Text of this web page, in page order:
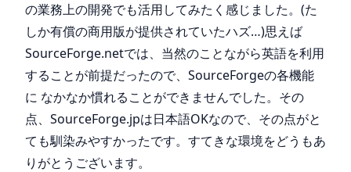
の業務上の開発でも活用してみたく感じました。(た
しか有償の商用版が提供されていたハズ…)思えば
SourceForge.netでは、当然のことながら英語を利用
することが前提だったので、SourceForgeの各機能
に なかなか慣れることができませんでした。その
点、SourceForge.jpは日本語OKなので、その点がと
ても馴染みやすかったです。すてきな環境をどうもあ
りがとうございます。